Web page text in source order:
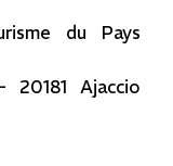
du Pays
Ajaccio